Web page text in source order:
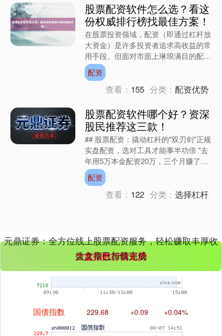
股票配资软件怎么选？看这
份权威排行榜找最佳方案！
在股票投资领域，配资（即通过杠杆放
大资金）是许多投资者追求高收益的常
用手段。但面对市面上琳琅满目的配资
软件，新手往往陷入选择困境：**“到
底哪款软件安全可靠、费....
配资
查看： 155 分类：配资优势
股票配资软件哪个好？资深
股民推荐这三款！
## 股票配资：撬动杠杆的"双刃剑"正规
实盘配资，选对工具才能事半功倍 "去
年用5万本金配资20万，三个月赚了12
万，但后来市场回调时差点爆
仓……"老股民张叔的....
配资
查看： 122 分类：选择杠杆
元鼎证券：全方位线上股票配资服务，轻松赚取丰厚收
益文章已加载完成
大盘指数行情走势
北证50 1134.38 +11.50 +1.02%
创业板指 3558.72 +43.16
国债指数 229.68 +0.09 +0.04%